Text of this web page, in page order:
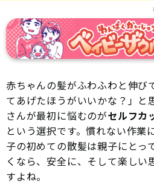
赤ちゃんの髪がふわふわと伸び
てあげたほうがいいかな？」と
さんが最初に悩むのがセルフカ
という選択です。慣れない作業
子の初めての散髪は親子にとっ
くなら、安全に、そして楽しい
すよね。